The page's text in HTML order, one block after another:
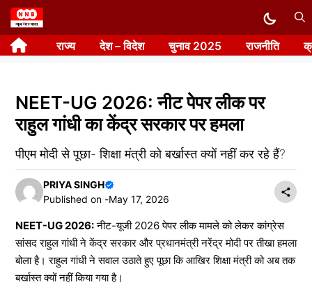
Skip
to
content राज्य देश – विदेश चुनाव 2025 राजनीति
NEET-UG 2026: नीट पेपर लीक पर
राहुल गांधी का केंद्र सरकार पर हमला
पीएम मोदी से पूछा- शिक्षा मंत्री को बर्खास्त क्यों नहीं कर रहे हैं?
PRIYA SINGH
Published on -May 17, 2026
NEET-UG 2026:नीट-यूजी 2026 पेपर लीक मामले को लेकर कांग्रेस
सांसद राहुल गांधी ने केंद्र सरकार और प्रधानमंत्री नरेंद्र मोदी पर तीखा हमला
बोला है। राहुल गांधी ने सवाल उठाते हुए पूछा कि आखिर शिक्षा मंत्री को अब तक
बर्खास्त क्यों नहीं किया गया है।